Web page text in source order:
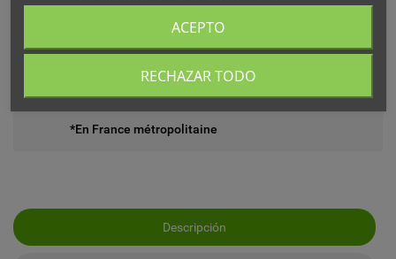
Livré chez vous ou en point relais
Echange ou remboursement possible sous 14 jours
*En France métropolitaine
Descripción
RECHAZAR TODO
ACEPTO